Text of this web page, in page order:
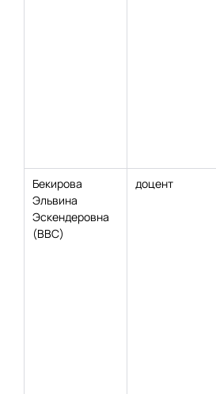
Бекирова
Эльвина
Эскендеровна
(ВВС)
доцент